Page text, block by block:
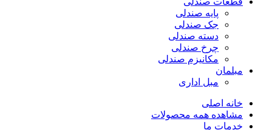
پایه صندلی
جک صندلی
دسته صندلی
چرخ صندلی
مکانیزم صندلی
مبلمان
مبل اداری
خانه اصلی
مشاهده همه محصولات
خدمات ما